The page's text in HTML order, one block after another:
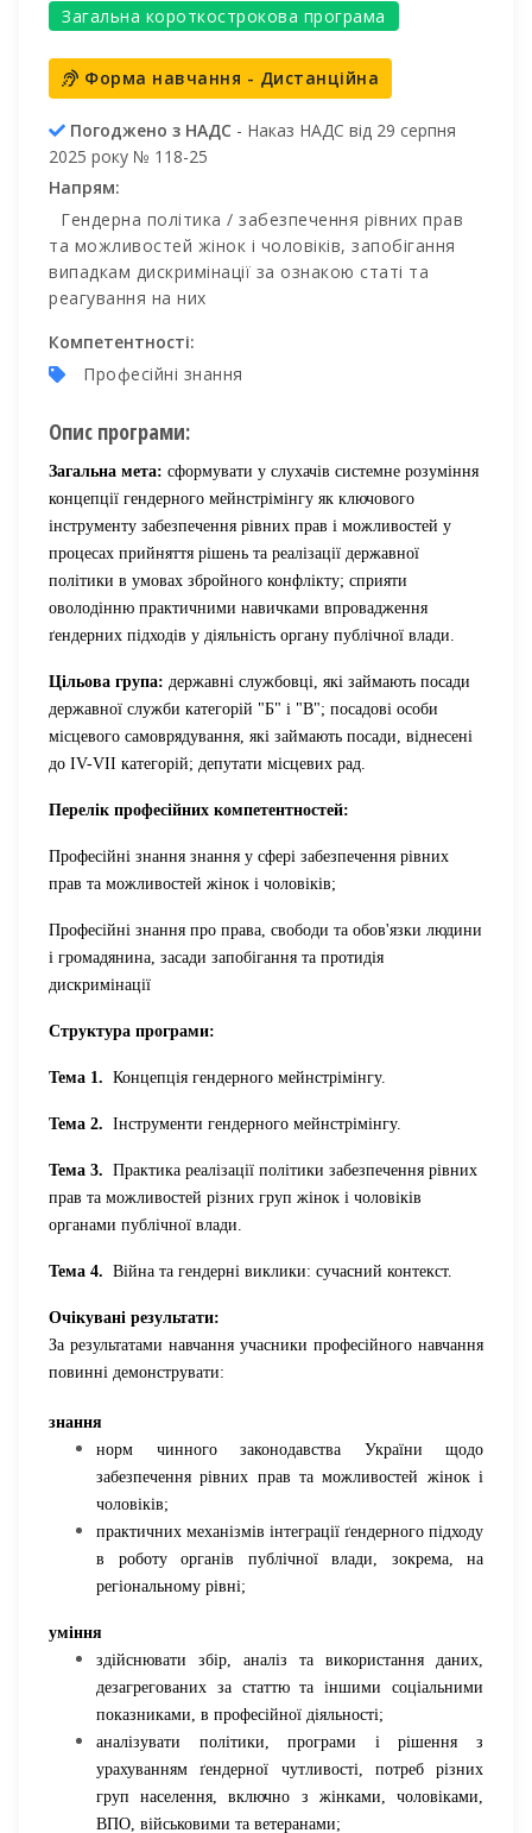
Загальна короткострокова програма
Форма навчання - Дистанційна
Погоджено з НАДС - Наказ НАДС від 29 серпня
2025 року № 118-25
Напрям:
Гендерна політика / забезпечення рівних прав
та можливостей жінок і чоловіків, запобігання
випадкам дискримінації за ознакою статі та
реагування на них
Компетентності:
Професійні знання
Опис програми:
Загальна мета: сформувати у слухачів системне розуміння
концепції гендерного мейнстрімінгу як ключового
інструменту забезпечення рівних прав і можливостей у
процесах прийняття рішень та реалізації державної
політики в умовах збройного конфлікту; сприяти
оволодінню практичними навичками впровадження
ґендерних підходів у діяльність органу публічної влади.
Цільова група: державні службовці, які займають посади
державної служби категорій "Б" і "В"; посадові особи
місцевого самоврядування, які займають посади, віднесені
до IV-VІI категорій; депутати місцевих рад.
Перелік професійних компетентностей:
Професійні знання знання у сфері забезпечення рівних
прав та можливостей жінок і чоловіків;
Професійні знання про права, свободи та обов'язки людини
і громадянина, засади запобігання та протидія
дискримінації
Структура програми:
Тема 1. Концепція гендерного мейнстрімінгу.
Тема 2. Інструменти гендерного мейнстрімінгу.
Тема 3. Практика реалізації політики забезпечення рівних
прав та можливостей різних груп жінок і чоловіків
органами публічної влади.
Тема 4. Війна та гендерні виклики: сучасний контекст.
Очікувані результати:
За результатами навчання учасники професійного навчання
повинні демонструвати:
знання
норм чинного законодавства України щодо
забезпечення рівних прав та можливостей жінок і
чоловіків;
практичних механізмів інтеграції ґендерного підходу
в роботу органів публічної влади, зокрема, на
регіональному рівні;
уміння
здійснювати збір, аналіз та використання даних,
дезагрегованих за статтю та іншими соціальними
показниками, в професійної діяльності;
аналізувати політики, програми і рішення з
урахуванням ґендерної чутливості, потреб різних
груп населення, включно з жінками, чоловіками,
ВПО, військовими та ветеранами;